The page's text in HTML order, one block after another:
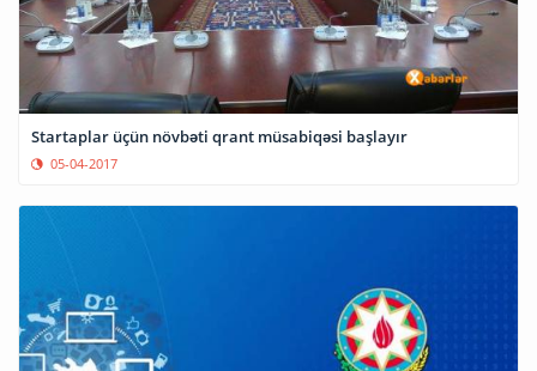
Startaplar üçün növbəti qrant müsabiqəsi başlayır
05-04-2017